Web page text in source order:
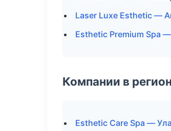
Laser Luxe Esthetic —
Esthetic Premium Spa
Компании в
Esthetic Care Spa —